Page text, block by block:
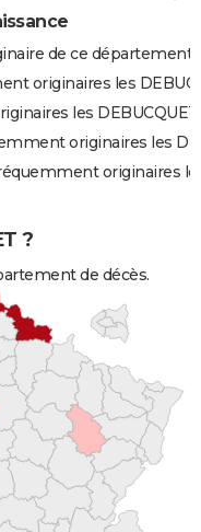
de ce département
originaires les
les DEBUCQUET
originaires les
originaires
?
de décès.